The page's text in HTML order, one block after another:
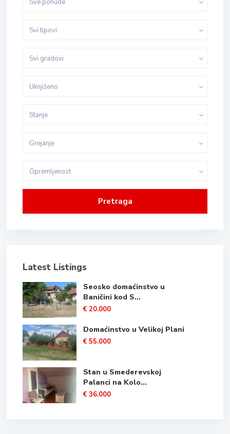
Sve ponude
Svi tipovi
Svi gradovi
Uknjiženo
Stanje
Grejanje
Opremljenost
Pretraga
Latest Listings
Seosko domaćinstvo u
Baničini kod S...
€ 20.000
Domaćinstvo u Velikoj Plani
€ 55.000
Stan u Smederevskoj
Palanci na Kolo...
€ 36.000